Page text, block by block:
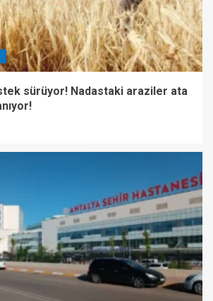
sürüyor! Nadastaki araziler ata